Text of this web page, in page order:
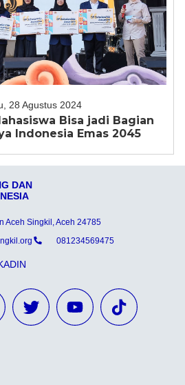
28 Agustus 2024
Bisa jadi Bagian
Indonesia Emas 2045
DAN
Aceh Singkil, Aceh 24785
081234569475